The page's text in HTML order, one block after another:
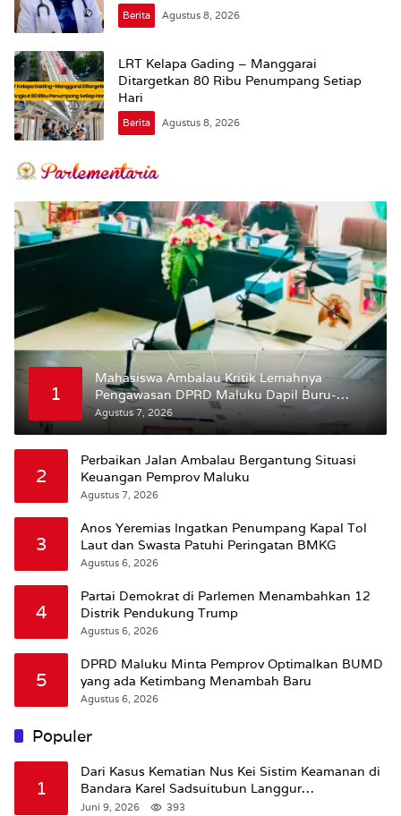
Berita Agustus 8, 2026
LRT Kelapa Gading – Manggarai
Ditargetkan 80 Ribu Penumpang Setiap
Hari
Berita Agustus 8, 2026
1
Mahasiswa Ambalau Kritik Lemahnya
Pengawasan DPRD Maluku Dapil Buru-
Bursel Terhadap Proses Perubahan Status
Jalan
Agustus 7, 2026
2
Perbaikan Jalan Ambalau Bergantung Situasi
Keuangan Pemprov Maluku
Agustus 7, 2026
3
Anos Yeremias Ingatkan Penumpang Kapal Tol
Laut dan Swasta Patuhi Peringatan BMKG
Agustus 6, 2026
4
Partai Demokrat di Parlemen Menambahkan 12
Distrik Pendukung Trump
Agustus 6, 2026
5
DPRD Maluku Minta Pemprov Optimalkan BUMD
yang ada Ketimbang Menambah Baru
Agustus 6, 2026
Populer
1
Dari Kasus Kematian Nus Kei Sistim Keamanan di
Bandara Karel Sadsuitubun Langgur
Dipertanyakan
Juni 9, 2026 393